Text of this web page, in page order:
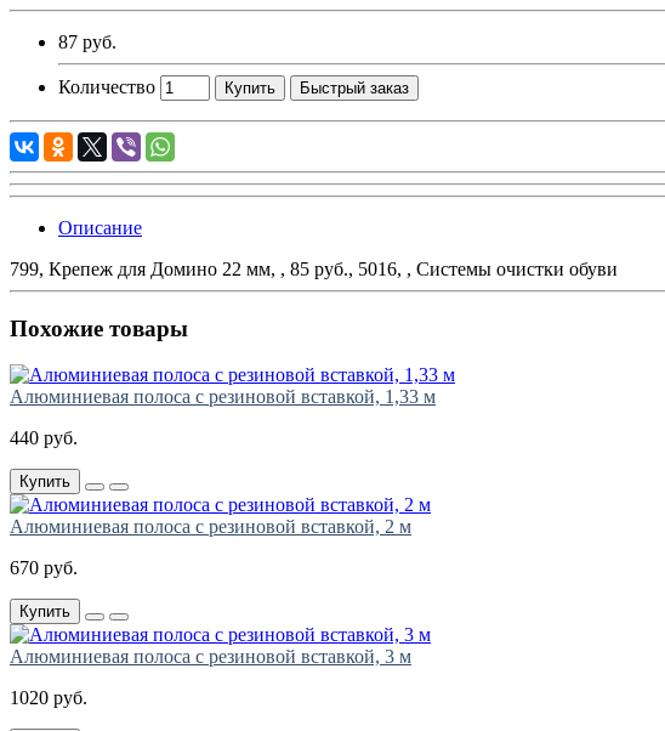
87 руб.
Количество Купить Быстрый заказ
Описание
799, Крепеж для Домино 22 мм, , 85 руб., 5016, , Системы очистки обуви
Похожие товары
Алюминиевая полоса с резиновой вставкой, 1,33 м
440 руб.
Купить
Алюминиевая полоса с резиновой вставкой, 2 м
670 руб.
Купить
Алюминиевая полоса с резиновой вставкой, 3 м
1020 руб.